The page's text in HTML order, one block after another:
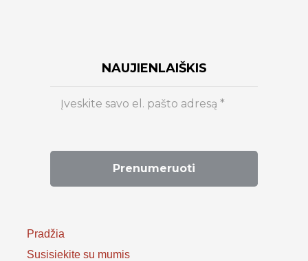
NAUJIENLAIŠKIS
Pradžia
Susisiekite su mumis